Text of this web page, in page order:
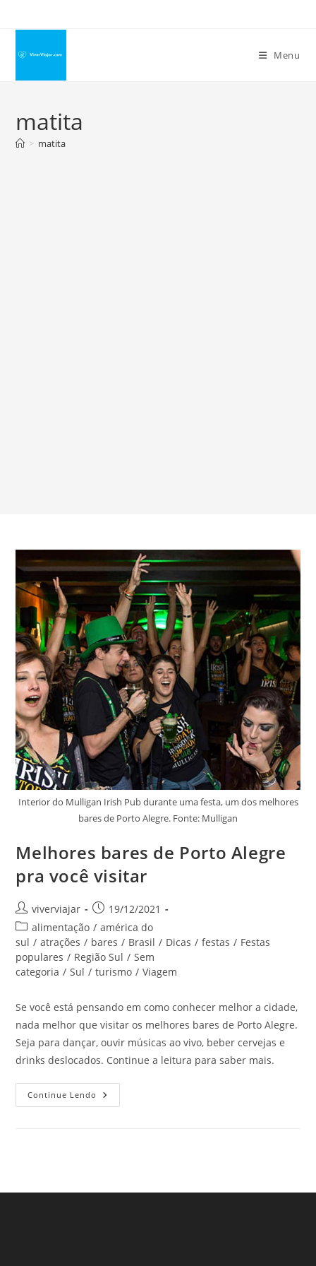
conteúdo
Menu
matita
> matita
Interior do Mulligan Irish Pub durante uma festa, um dos melhores
bares de Porto Alegre. Fonte: Mulligan
Melhores bares de Porto Alegre
pra você visitar
Autor
do
post:
viverviajar
Post
publicado:
19/12/2021
Categoria
do
post:
alimentação / américa do
sul / atrações / bares / Brasil / Dicas / festas / Festas
populares / Região Sul / Sem
categoria / Sul / turismo / Viagem
Se você está pensando em como conhecer melhor a cidade,
nada melhor que visitar os melhores bares de Porto Alegre.
Seja para dançar, ouvir músicas ao vivo, beber cervejas e
drinks deslocados. Continue a leitura para saber mais.
Continue Lendo Melhores
Bares